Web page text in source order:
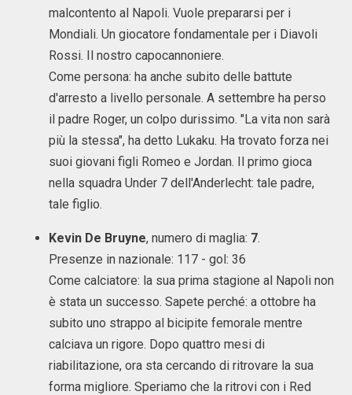
malcontento al Napoli. Vuole prepararsi per i
Mondiali. Un giocatore fondamentale per i Diavoli
Rossi. Il nostro capocannoniere.
Come persona: ha anche subito delle battute
d'arresto a livello personale. A settembre ha perso
il padre Roger, un colpo durissimo. "La vita non sarà
più la stessa", ha detto Lukaku. Ha trovato forza nei
suoi giovani figli Romeo e Jordan. Il primo gioca
nella squadra Under 7 dell'Anderlecht: tale padre,
tale figlio.
Kevin De Bruyne, numero di maglia: 7.
Presenze in nazionale: 117 - gol: 36
Come calciatore: la sua prima stagione al Napoli non
è stata un successo. Sapete perché: a ottobre ha
subito uno strappo al bicipite femorale mentre
calciava un rigore. Dopo quattro mesi di
riabilitazione, ora sta cercando di ritrovare la sua
forma migliore. Speriamo che la ritrovi con i Red